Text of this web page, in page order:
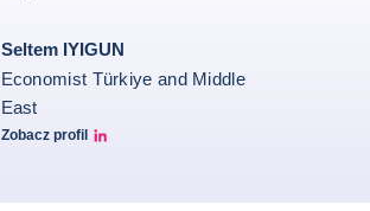
Seltem IYIGUN
Economist Türkiye and Middle
East
Zobacz profil
Seltem Linkedin